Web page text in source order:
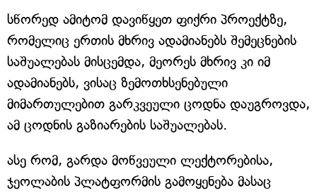
სწორედ ამიტომ დავიწყეთ ფიქრი პროექტზე,
რომელიც ერთის მხრივ ადამიანებს შემეცნების
საშუალებას მისცემდა, მეორეს მხრივ კი იმ
ადამიანებს, ვისაც ზემოთხსენებული
მიმართულებით გარკვეული ცოდნა დაუგროვდა,
ამ ცოდნის გაზიარების საშუალებას.
ასე რომ, გარდა მოწვეული ლექტორებისა,
ჯეოლაბის პლატფორმის გამოყენება მასაც